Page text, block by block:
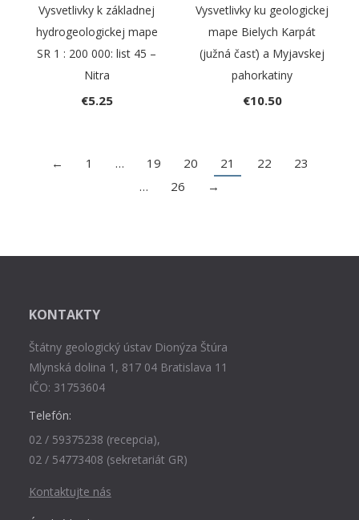
Vysvetlivky k základnej
hydrogeologickej mape
SR 1 : 200 000: list 45 –
Nitra
€5.25
Vysvetlivky ku geologickej
mape Bielych Karpát
(južná časť) a Myjavskej
pahorkatiny
€10.50
← 1 … 19 20 21 22
23
…
26 →
KONTAKTY
Štátny geologický ústav Dionýza Štúra
Mlynská dolina 1, 817 04 Bratislava 11
IČO: 31753604
Telefón:
02 / 59375238 (recepcia),
02 / 54773408 (sekretariát GR)
Kontaktujte nás